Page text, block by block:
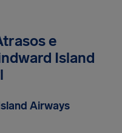
e
Island
Airways